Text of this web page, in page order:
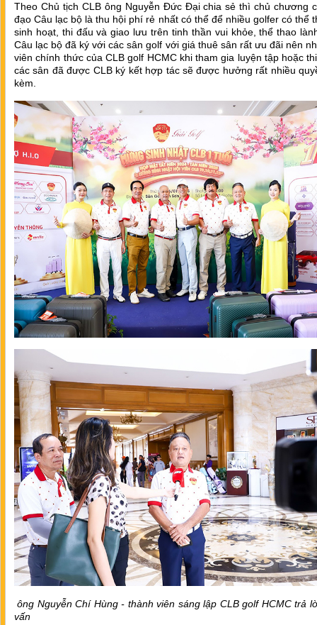
Theo Chủ tịch CLB ông Nguyễn Đức Đại chia sẻ thì chủ chương
đạo Câu lạc bộ là thu hội phí rẻ nhất có thể để nhiều golfer có thể
sinh hoạt, thi đấu và giao lưu trên tinh thần vui khỏe, thể thao
Câu lạc bộ đã ký với các sân golf với giá thuê sân rất ưu đãi nên
viên chính thức của CLB golf HCMC khi tham gia luyện tập hoặc
các sân đã được CLB ký kết hợp tác sẽ được hưởng rất nhiều
kèm.
ông Nguyễn Chí Hùng - thành viên sáng lập CLB golf HCMC trả
vấn